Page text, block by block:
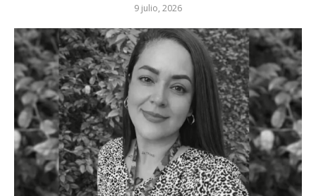
9 julio, 2026